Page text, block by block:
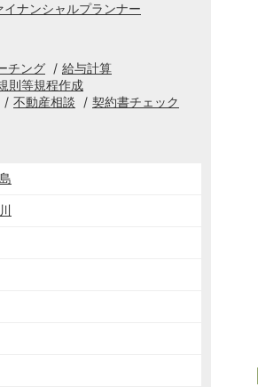
イナンシャルプランナー
チング
給与計算
則等規程作成
不動産相談
契約書チェック